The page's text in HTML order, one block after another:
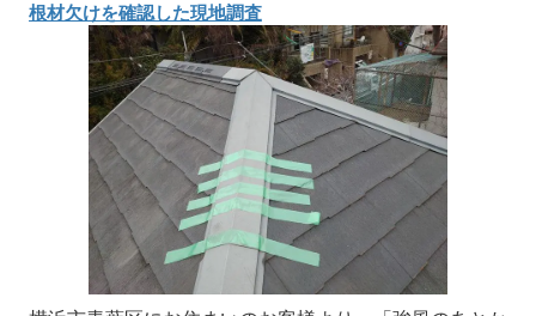
根材欠けを確認した現地調査